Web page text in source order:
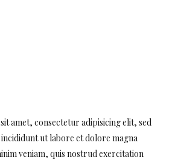
amet, consectetur adipisicing elit, sed
ut labore et dolore magna
veniam, quis nostrud exercitation